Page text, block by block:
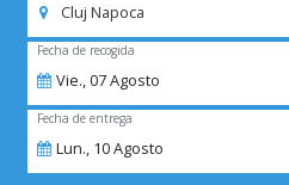
Cluj Napoca
Fecha de recogida
Vie.,07Agosto
Fecha de entrega
Lun., 10Agosto